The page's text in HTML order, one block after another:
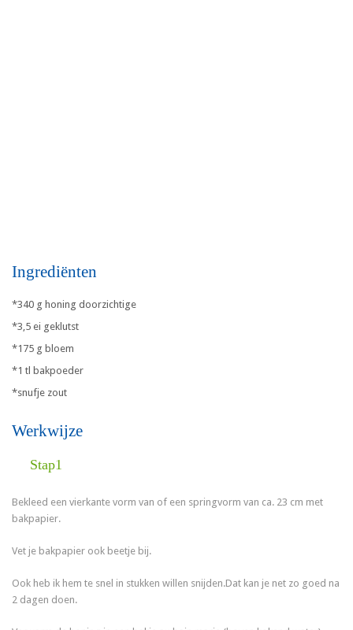
Ingrediënten
*340 g honing doorzichtige
*3,5 ei geklutst
*175 g bloem
*1 tl bakpoeder
*snufje zout
Werkwijze
Stap1
Bekleed een vierkante vorm van of een springvorm van ca. 23 cm met
bakpapier.
Vet je bakpapier ook beetje bij.
Ook heb ik hem te snel in stukken willen snijden.Dat kan je net zo goed na
2 dagen doen.